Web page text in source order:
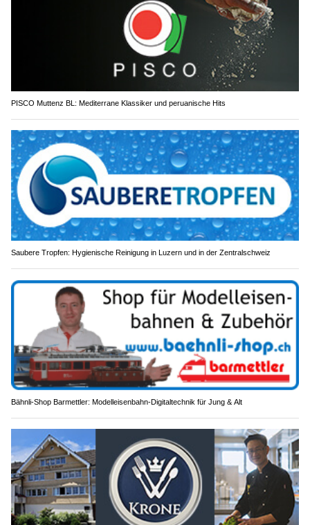
PISCO Muttenz BL: Mediterrane Klassiker und peruanische Hits
Saubere Tropfen: Hygienische Reinigung in Luzern und in der Zentralschweiz
Bähnli-Shop Barmettler: Modelleisenbahn-Digitaltechnik für Jung & Alt